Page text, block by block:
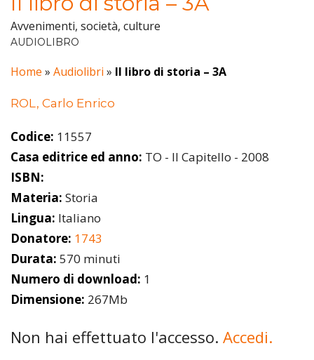
Avvenimenti, società, culture
AUDIOLIBRO
Home » Audiolibri » Il libro di storia – 3A
ROL, Carlo Enrico
Codice: 11557
Casa editrice ed anno: TO - Il Capitello - 2008
ISBN:
Materia: Storia
Lingua: Italiano
Donatore: 1743
Durata: 570 minuti
Numero di download: 1
Dimensione: 267Mb
Non hai effettuato l'accesso. Accedi.